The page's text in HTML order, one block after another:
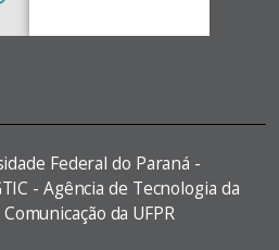
Federal do Paraná -
- Agência de Tecnologia da
da UFPR